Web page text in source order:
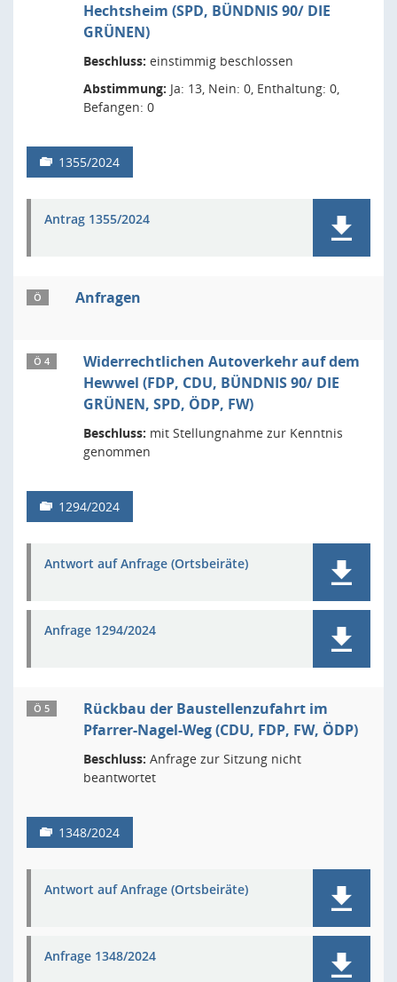
Hechtsheim (SPD, BÜNDNIS 90/ DIE
GRÜNEN)
Beschluss: einstimmig beschlossen
Abstimmung: Ja: 13, Nein: 0, Enthaltung: 0,
Befangen: 0
1355/2024
Antrag 1355/2024
Ö Anfragen
Ö 4
Widerrechtlichen Autoverkehr auf dem
Hewwel (FDP, CDU, BÜNDNIS 90/ DIE
GRÜNEN, SPD, ÖDP, FW)
Beschluss: mit Stellungnahme zur Kenntnis
genommen
1294/2024
Antwort auf Anfrage (Ortsbeiräte)
Anfrage 1294/2024
Ö 5
Rückbau der Baustellenzufahrt im
Pfarrer-Nagel-Weg (CDU, FDP, FW, ÖDP)
Beschluss: Anfrage zur Sitzung nicht
beantwortet
1348/2024
Antwort auf Anfrage (Ortsbeiräte)
Anfrage 1348/2024